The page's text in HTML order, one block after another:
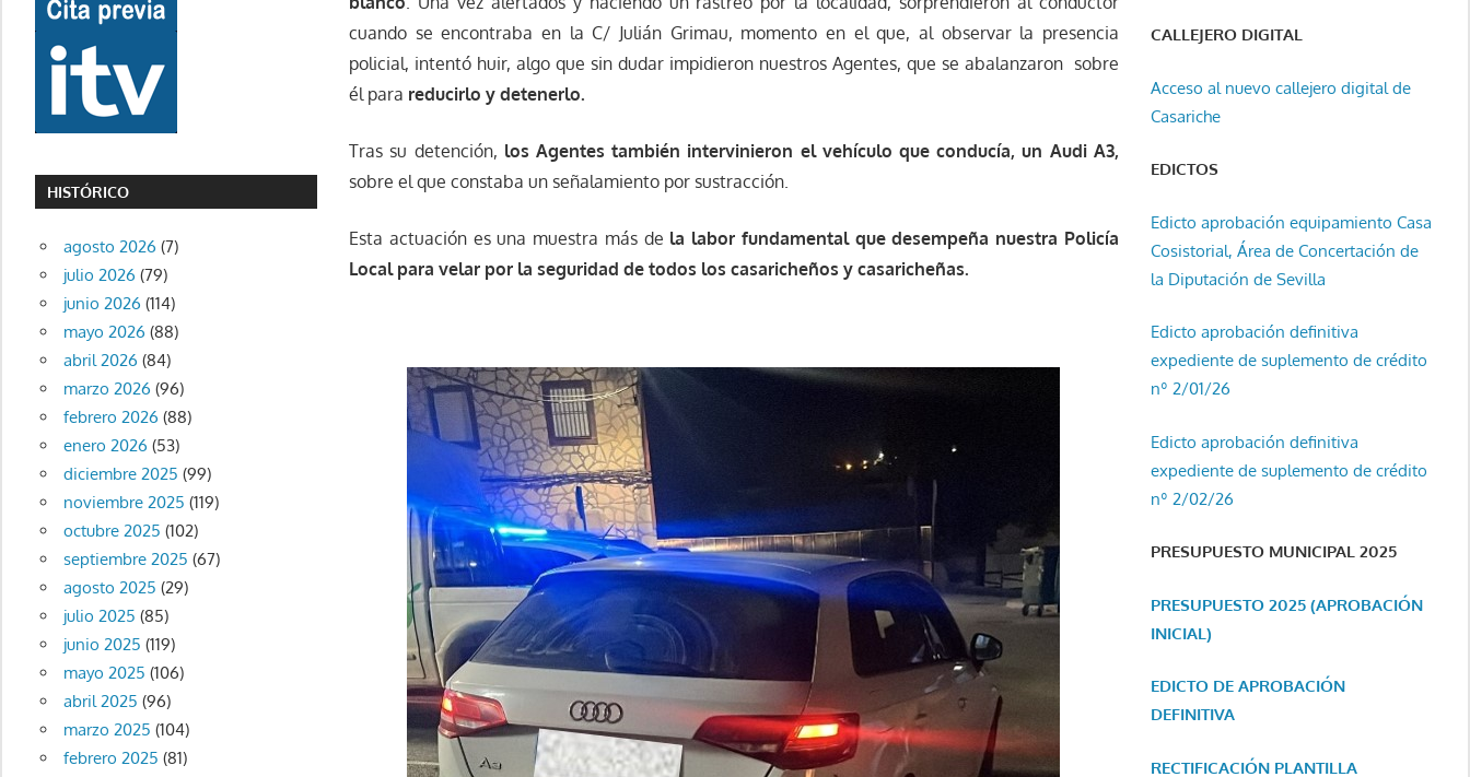
cuando se encontraba en la C/ Julián Grimau, momento en el que, al observar la presencia
policial, intentó huir, algo que sin dudar impidieron nuestros Agentes, que se abalanzaron sobre
él para reducirlo y detenerlo.
Tras su detención, los Agentes también intervinieron el vehículo que conducía, un Audi A3,
sobre el que constaba un señalamiento por sustracción.
Esta actuación es una muestra más de la labor fundamental que desempeña nuestra Policía
Local para velar por la seguridad de todos los casaricheños y casaricheñas.
HISTÓRICO
agosto 2026 (7)
julio 2026 (79)
junio 2026 (114)
mayo 2026 (88)
abril 2026 (84)
marzo 2026 (96)
febrero 2026 (88)
enero 2026 (53)
diciembre 2025 (99)
noviembre 2025 (119)
octubre 2025 (102)
septiembre 2025 (67)
agosto 2025 (29)
julio 2025 (85)
junio 2025 (119)
mayo 2025 (106)
abril 2025 (96)
marzo 2025 (104)
febrero 2025 (81)
CALLEJERO DIGITAL
Acceso al nuevo callejero digital de
Casariche
EDICTOS
Edicto aprobación equipamiento Casa
Cosistorial, Área de Concertación de
la Diputación de Sevilla
Edicto aprobación definitiva
expediente de suplemento de crédito
nº 2/01/26
Edicto aprobación definitiva
expediente de suplemento de crédito
nº 2/02/26
PRESUPUESTO MUNICIPAL 2025
PRESUPUESTO 2025 (APROBACIÓN
INICIAL)
EDICTO DE APROBACIÓN
DEFINITIVA
RECTIFICACIÓN PLANTILLA